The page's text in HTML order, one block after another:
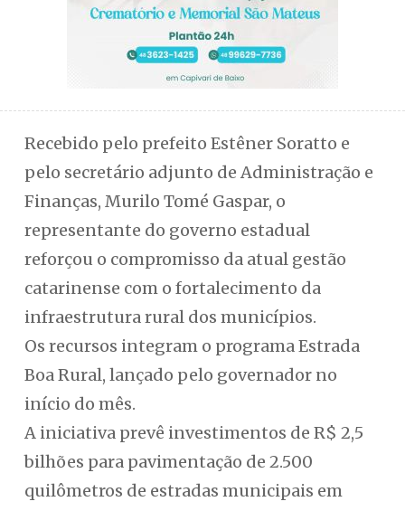
Recebido pelo prefeito Estêner Soratto e
pelo secretário adjunto de Administração e
Finanças, Murilo Tomé Gaspar, o
representante do governo estadual
reforçou o compromisso da atual gestão
catarinense com o fortalecimento da
infraestrutura rural dos municípios.
Os recursos integram o programa Estrada
Boa Rural, lançado pelo governador no
início do mês.
A iniciativa prevê investimentos de R$ 2,5
bilhões para pavimentação de 2.500
quilômetros de estradas municipais em